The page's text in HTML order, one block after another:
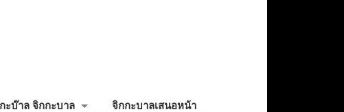
ะบ๊าล จิกกะบาล จิกกะบาลเสนอหน้า